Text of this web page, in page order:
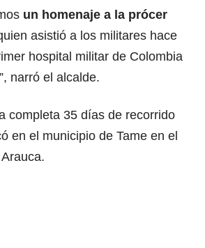
un homenaje a la prócer
asistió a los militares hace
hospital militar de Colombia
narró el alcalde.
completa 35 días de recorrido
en el municipio de Tame en el